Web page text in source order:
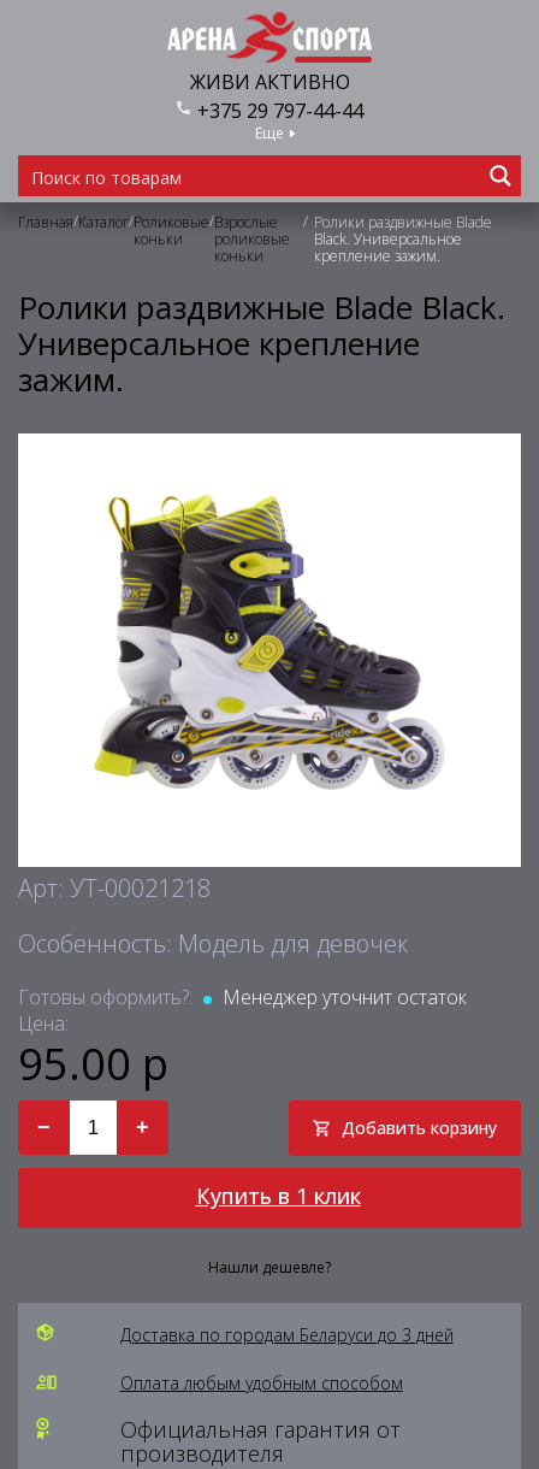
ЖИВИ АКТИВНО
+375 29 797-44-44
Еще
Главная/Каталог/Роликовые
коньки
/Взрослые
роликовые
коньки
/ Ролики раздвижные Blade
Black. Универсальное
крепление зажим.
Ролики раздвижные Blade Black.
Универсальное крепление
зажим.
Арт: УТ-00021218
Особенность: Модель для девочек
Готовы оформить?:
Менеджер уточнит остаток
Цена:
95.00 р
− + Добавить корзину
Купить в 1 клик
Нашли дешевле?
Доставка по городам Беларуси до 3 дней
Оплата любым удобным способом
Официальная гарантия от
производителя